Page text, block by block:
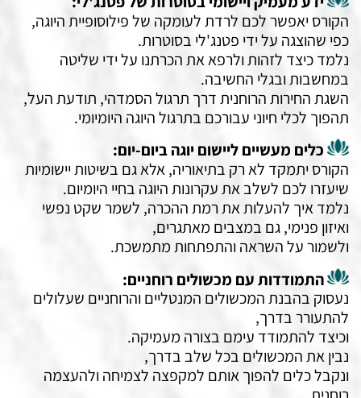
הקורס יאפשר לכם לרדת לעומקה של פילוסופיית היוגה,
כפי שהוצגה על ידי פטנג'לי בסוטרות.
נלמד כיצד לזהות ולרפא את הכרתנו על ידי שליטה
במחשבות ובגלי החשיבה.
השגת החירות הרוחנית דרך תרגול הסמדהי, תודעת העל,
תהפוך לכלי חיוני עבורכם בתרגול היוגה היומיומי.
כלים מעשיים ליישום יוגה ביום-יום:
הקורס יתמקד לא רק בתיאוריה, אלא גם בשיטות יישומיות
שיעזרו לכם לשלב את עקרונות היוגה בחיי היומיום.
נלמד איך להעלות את רמת ההכרה, לשמר שקט נפשי
ואיזון פנימי, גם במצבים מאתגרים,
ולשמור על השראה והתפתחות מתמשכת.
התמודדות עם מכשולים רוחניים:
נעסוק בהבנת המכשולים המנטליים והרוחניים שעלולים
להתעורר בדרך,
וכיצד להתמודד עימם בצורה מעמיקה.
נבין את המכשולים בכל שלב בדרך,
ונקבל כלים להפוך אותם למקפצה לצמיחה ולהעצמה